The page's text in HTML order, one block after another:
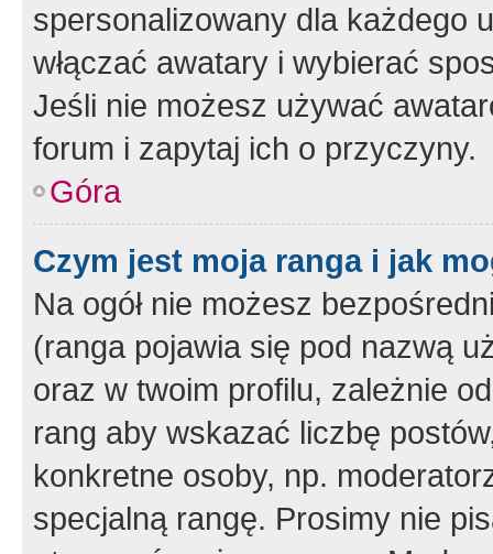
spersonalizowany dla każdego
włączać awatary i wybierać
Jeśli nie możesz używać
forum i zapytaj ich o przyczyny.
Góra
Czym jest moja ranga i jak
Na ogół nie możesz
(ranga pojawia się pod nazwą
oraz w twoim profilu, zależnie
rang aby wskazać liczbę
konkretne osoby, np.
specjalną rangę. Prosimy nie